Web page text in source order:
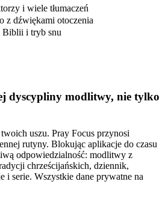
i wiele tłumaczeń
z dźwiękami otoczenia
Biblii i tryb snu
dyscypliny modlitwy, nie tylko
uszu. Pray Focus przynosi
rutyny. Blokując aplikacje do czasu
odpowiedzialność: modlitwy z
chrześcijańskich, dziennik,
i serie. Wszystkie dane prywatne na